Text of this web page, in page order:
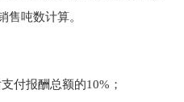
售吨数计算。
报酬总额的10%；